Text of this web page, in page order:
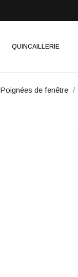
QUINCAILLERIE
Poignées de fenêtre